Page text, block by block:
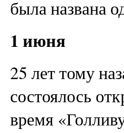
была названа
1 июня
25 лет тому
состоялось
время